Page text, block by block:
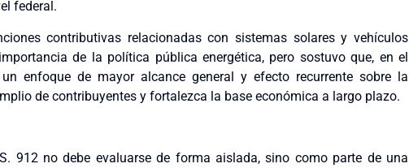
federal.
contributivas relacionadas con sistemas solares y vehículos
de la política pública energética, pero sostuvo que, en el
enfoque de mayor alcance general y efecto recurrente sobre la
de contribuyentes y fortalezca la base económica a largo plazo.
912 no debe evaluarse de forma aislada, sino como parte de una